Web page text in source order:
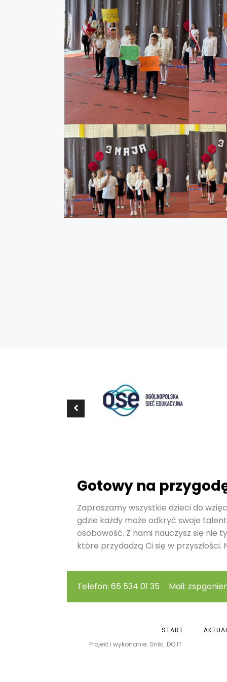
Gotowy na
Zapraszamy wszystkie dzieci do
gdzie każdy może odkryć swoje
osobowość. Z nami nauczysz się nie
które przydadzą Ci się w przyszłości.
Telefon: 65 534 01 35 Mail:
Projekt i wykonanie: Sniki. DO IT
START